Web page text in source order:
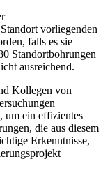
vorliegenden
falls es sie
Standortbohrungen
ausreichend.
Kollegen von
um ein effizientes
die aus diesem
Erkenntnisse,